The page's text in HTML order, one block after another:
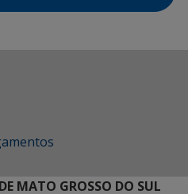
MATO GROSSO DO SUL